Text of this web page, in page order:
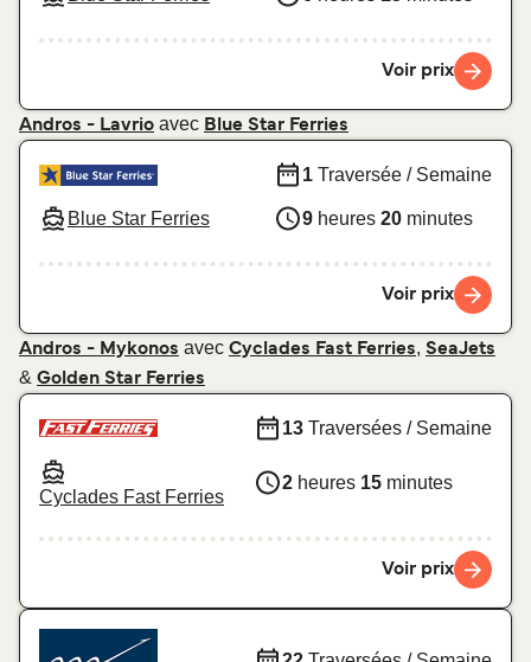
Voir prix
Andros - Lavrio avec Blue Star Ferries
Blue Star Ferries
1 Traversée / Semaine
9 heures 20 minutes
Voir prix
Andros - Mykonos avec Cyclades Fast Ferries, SeaJets
& Golden Star Ferries
Cyclades Fast Ferries
13 Traversées / Semaine
2 heures 15 minutes
Voir prix